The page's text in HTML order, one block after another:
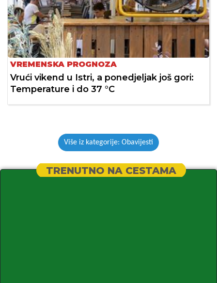
VREMENSKA PROGNOZA
Vrući vikend u Istri, a ponedjeljak još gori:
Temperature i do 37 °C
Više iz kategorije: Obavijesti
TRENUTNO NA CESTAMA